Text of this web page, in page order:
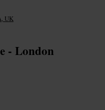
UK
- London